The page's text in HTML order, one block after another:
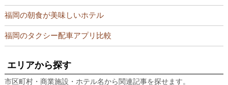
福岡の朝食が美味しいホテル
福岡のタクシー配車アプリ比較
エリアから探す
市区町村・商業施設・ホテル名から関連記事を探せます。